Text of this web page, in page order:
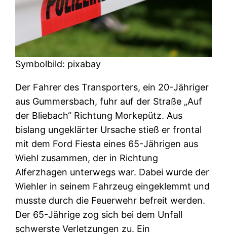
Symbolbild: pixabay
Der Fahrer des Transporters, ein 20-Jähriger
aus Gummersbach, fuhr auf der Straße „Auf
der Bliebach“ Richtung Morkepütz. Aus
bislang ungeklärter Ursache stieß er frontal
mit dem Ford Fiesta eines 65-Jährigen aus
Wiehl zusammen, der in Richtung
Alferzhagen unterwegs war. Dabei wurde der
Wiehler in seinem Fahrzeug eingeklemmt und
musste durch die Feuerwehr befreit werden.
Der 65-Jährige zog sich bei dem Unfall
schwerste Verletzungen zu. Ein